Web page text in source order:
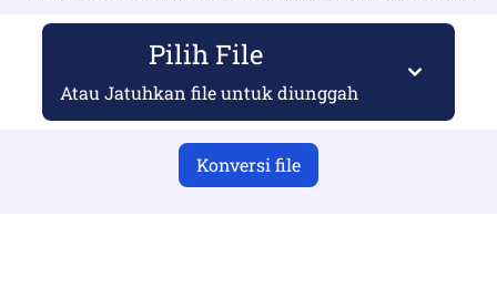
Pilih File
Atau Jatuhkan file untuk diunggah
Konversi file